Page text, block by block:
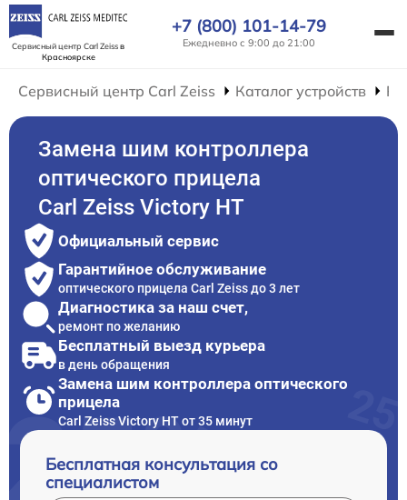
Сервисный центр Carl Zeissв
Красноярске
+7 (800) 101-14-79
Ежедневно с 9:00 до 21:00
Сервисный центр Carl Zeiss Каталог устройств
Замена шим контроллера
оптического прицела
Carl Zeiss Victory HT
Официальный сервис
Гарантийное обслуживание
оптического прицела Carl Zeiss до 3 лет
Диагностика за наш счет,
ремонт по желанию
Бесплатный выезд курьера
в день обращения
Замена шим контроллера оптического
прицела
Carl Zeiss Victory HT от 35 минут
Бесплатная консультация со
специалистом